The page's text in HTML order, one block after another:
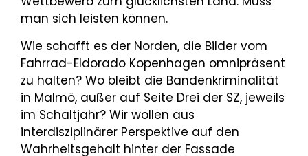
man sich leisten können.
Wie schafft es der Norden, die Bilder vom
Fahrrad-Eldorado Kopenhagen omnipräsent
zu halten? Wo bleibt die Bandenkriminalität
in Malmö, außer auf Seite Drei der SZ, jeweils
im Schaltjahr? Wir wollen aus
interdisziplinärer Perspektive auf den
Wahrheitsgehalt hinter der Fassade